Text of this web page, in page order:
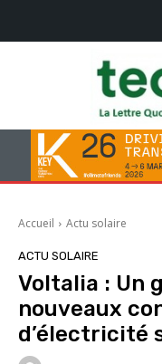
Accueil Actu solaire
ACTU SOLAIRE
Voltalia : Un
nouveaux
d’électricité